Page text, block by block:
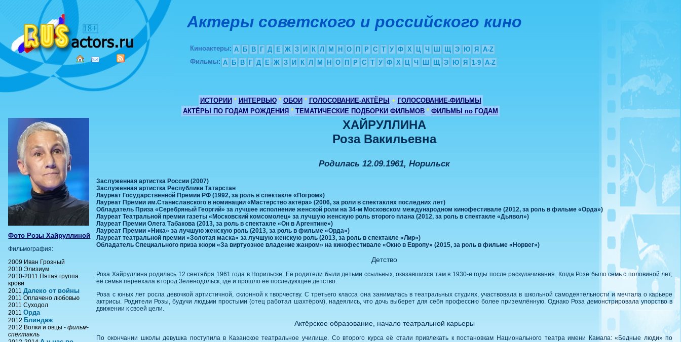
Актеры советского и российского кино
Киноактеры: А Б В Г Д Е Ж З И К Л М Н О П Р С Т У Ф Х Ц Ч Ш Щ Э Ю Я
A-Z
Фильмы: А Б В Г Д Е Ж З И К Л М Н О П Р С Т У Ф Х Ц Ч Ш Щ Э Ю Я 1-9 A-Z
ИСТОРИИ * ИНТЕРВЬЮ * ОБОИ * ГОЛОСОВАНИЕ-АКТЁРЫ + ГОЛОСОВАНИЕ-ФИЛЬМЫ
АКТЁРЫ ПО ГОДАМ РОЖДЕНИЯ * ТЕМАТИЧЕСКИЕ ПОДБОРКИ ФИЛЬМОВ * ФИЛЬМЫ по ГОДАМ
Фото Розы Хайруллиной
Фильмография:
2009 Иван Грозный
2010 Элизиум
2010-2011 Пятая группа
крови
2011Далеко от войны
2011 Оплачено любовью
2011 Суходол
2011Орда
2012 Блиндаж
2012 Волки и овцы -фильм-
спектакль
ХАЙРУЛЛИНА
Роза Вакильевна
Родилась 12.09.1961, Норильск
Заслуженная артистка России (2007)
Заслуженная артистка Республики Татарстан
Лауреат Государственной Премии РФ (1992, за роль в спектакле «Погром»)
Лауреат Премии им.Станиславского в номинации «Мастерство актёра» (2006, за роли в спектаклях последних лет)
Обладатель Приза «Серебряный Георгий» за лучшее исполнение женской роли на 34-м Московском международном кинофестивале (2012, за роль в фильме «Орда»)
Лауреат Театральной премии газеты «Московский комсомолец» за лучшую женскую роль второго плана (2012, за роль в спектакле «Дьявол»)
Лауреат Премии Олега Табакова (2013, за роль в спектакле «Он в Аргентине»)
Лауреат Премии «Ника» за лучшую женскую роль (2013, за роль в фильме «Орда»)
Лауреат театральной премии «Золотая маска» за лучшую женскую роль (2013, за роль в спектакле «Лир»)
Обладатель Специального приза жюри «За виртуозное владение жанром» на кинофестивале «Окно в Европу» (2015, за роль в фильме «Норвег»)
Детство
Роза Хайруллина родилась 12 сентября 1961 года в Норильске. Её родители были детьми ссыльных, оказавшихся там в 1930-е годы после раскулачивания. Когда Розе было семь с половиной лет,
её семья переехала в город Зеленодольск, где и прошло её последующее детство.
Роза с юных лет росла девочкой артистичной, склонной к творчеству. С третьего класса она занималась в театральных студиях, участвовала в школьной самодеятельности и мечтала о карьере
актрисы. Родители Розы, будучи людьми простыми (отец работал шахтёром), надеялись, что дочь выберет для себя профессию более приземлённую. Однако Роза демонстрировала упорство в
движении к своей цели.
Актёрское образование, начало театральной карьеры
По окончании школы девушка поступила в Казанское театральное училище. Со второго курса её стали привлекать к постановкам Национального театра имени Камала: «Бедные люди» по